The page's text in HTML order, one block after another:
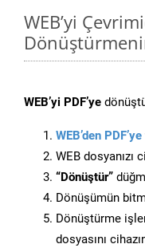
WEB’yi
WEB’yi PDF’ye
WEB’den PDF’ye
WEB dosyanızı
“Dönüştür”
Dönüşümün
Dönüştürme
dosyasını